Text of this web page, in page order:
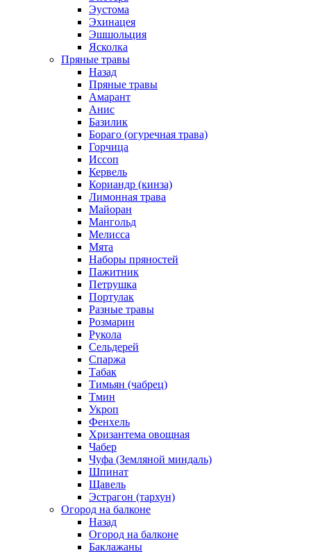
Эустома
Эхинацея
Эшшольция
Ясколка
Пряные травы
Назад
Пряные травы
Амарант
Анис
Базилик
Бораго (огуречная трава)
Горчица
Иссоп
Кервель
Кориандр (кинза)
Лимонная трава
Майоран
Мангольд
Мелисса
Мята
Наборы пряностей
Пажитник
Петрушка
Портулак
Разные травы
Розмарин
Рукола
Сельдерей
Спаржа
Табак
Тимьян (чабрец)
Тмин
Укроп
Фенхель
Хризантема овощная
Чабер
Чуфа (Земляной миндаль)
Шпинат
Щавель
Эстрагон (тархун)
Огород на балконе
Назад
Огород на балконе
Баклажаны